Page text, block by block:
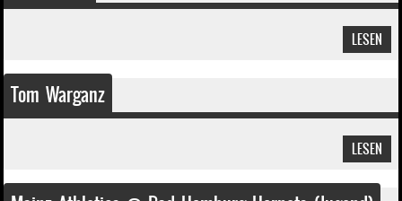
LESEN
Tom Warganz
LESEN